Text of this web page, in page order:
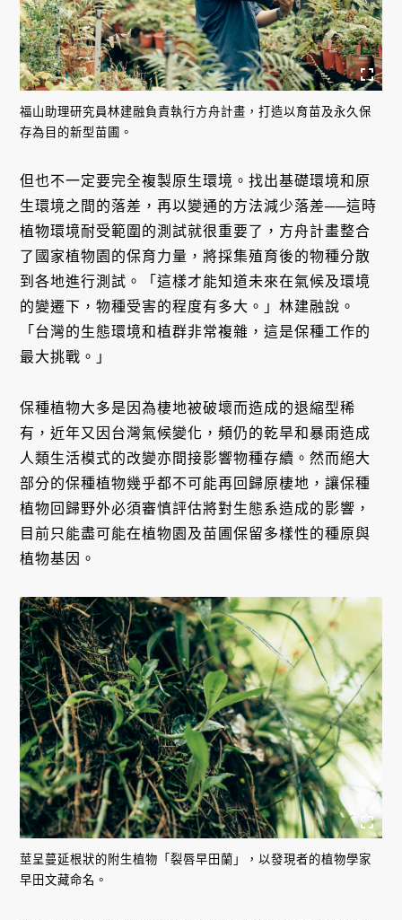
福山助理研究員林建融負責執行方舟計畫，打造以育苗及永久保
存為目的新型苗圃。
但也不一定要完全複製原生環境。找出基礎環境和原
生環境之間的落差，再以變通的方法減少落差──這時
植物環境耐受範圍的測試就很重要了，方舟計畫整合
了國家植物園的保育力量，將採集殖育後的物種分散
到各地進行測試。「這樣才能知道未來在氣候及環境
的變遷下，物種受害的程度有多大。」林建融說。
「台灣的生態環境和植群非常複雜，這是保種工作的
最大挑戰。」
保種植物大多是因為棲地被破壞而造成的退縮型稀
有，近年又因台灣氣候變化，頻仍的乾旱和暴雨造成
人類生活模式的改變亦間接影響物種存續。然而絕大
部分的保種植物幾乎都不可能再回歸原棲地，讓保種
植物回歸野外必須審慎評估將對生態系造成的影響，
目前只能盡可能在植物園及苗圃保留多樣性的種原與
植物基因。
莖呈蔓延根狀的附生植物「裂唇早田蘭」，以發現者的植物學家
早田文藏命名。